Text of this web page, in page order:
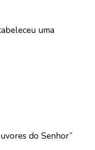
uma
do Senhor”